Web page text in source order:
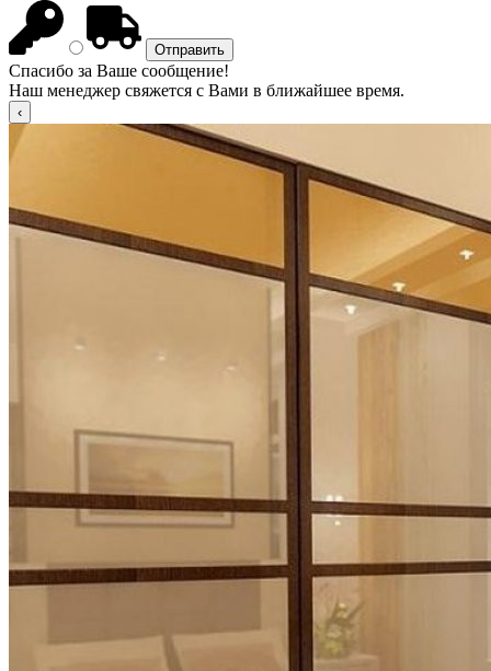
Спасибо за Ваше сообщение!
Наш менеджер свяжется с Вами в ближайшее время.